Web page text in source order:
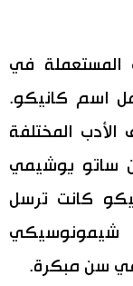
المستعملة في
اسم كانيكو.
الأدب المختلفة
ساتو يوشيمي
كانت ترسل
شيمونوسيكي
في سن مبكرة.